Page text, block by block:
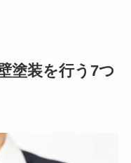
塗装を行う7つ